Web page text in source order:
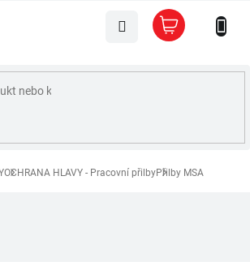
Nákupní
košík
OCHRANA HLAVY - Pracovní přilbyPřilby MSA